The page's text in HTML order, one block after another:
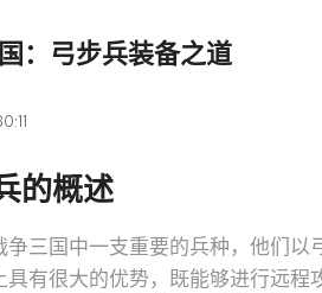
：弓步兵装备之道
的概述
争三国中一支重要的兵种，他们以
具有很大的优势，既能够进行远